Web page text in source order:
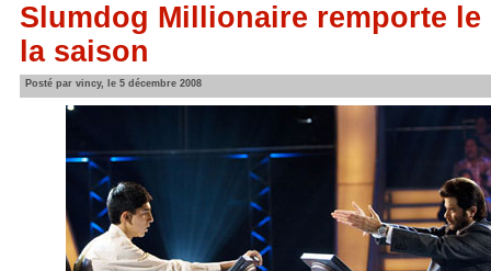
Slumdog Millionaire remporte
la saison
Posté par vincy, le 5 décembre 2008